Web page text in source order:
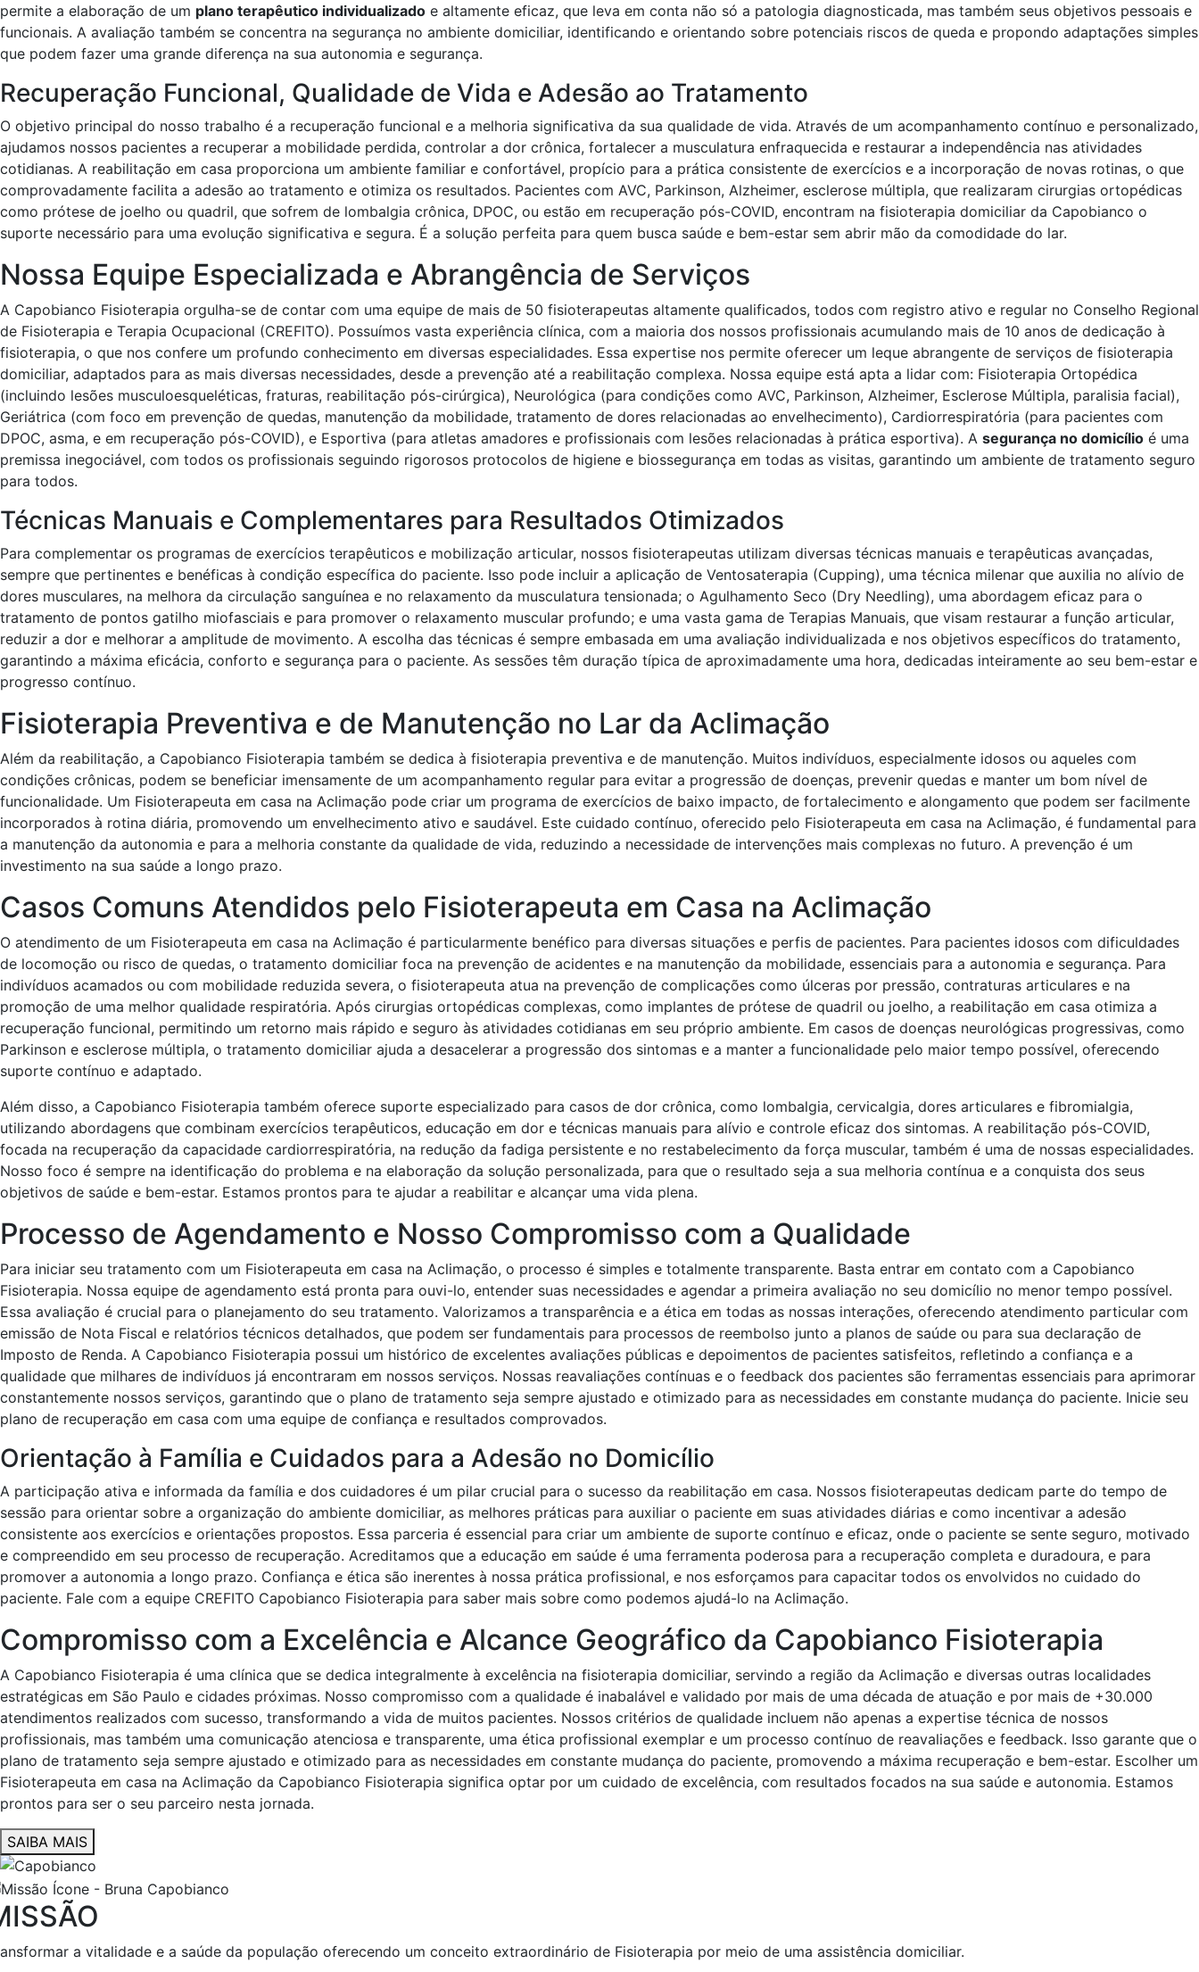
permite a elaboração de um plano terapêutico individualizado e altamente eficaz, que leva em conta não só a patologia diagnosticada, mas também seus objetivos pessoais e
funcionais. A avaliação também se concentra na segurança no ambiente domiciliar, identificando e orientando sobre potenciais riscos de queda e propondo adaptações simples
que podem fazer uma grande diferença na sua autonomia e segurança.
Recuperação Funcional, Qualidade de Vida e Adesão ao Tratamento
O objetivo principal do nosso trabalho é a recuperação funcional e a melhoria significativa da sua qualidade de vida. Através de um acompanhamento contínuo e personalizado,
ajudamos nossos pacientes a recuperar a mobilidade perdida, controlar a dor crônica, fortalecer a musculatura enfraquecida e restaurar a independência nas atividades
cotidianas. A reabilitação em casa proporciona um ambiente familiar e confortável, propício para a prática consistente de exercícios e a incorporação de novas rotinas, o que
comprovadamente facilita a adesão ao tratamento e otimiza os resultados. Pacientes com AVC, Parkinson, Alzheimer, esclerose múltipla, que realizaram cirurgias ortopédicas
como prótese de joelho ou quadril, que sofrem de lombalgia crônica, DPOC, ou estão em recuperação pós-COVID, encontram na fisioterapia domiciliar da Capobianco o
suporte necessário para uma evolução significativa e segura. É a solução perfeita para quem busca saúde e bem-estar sem abrir mão da comodidade do lar.
Nossa Equipe Especializada e Abrangência de Serviços
A Capobianco Fisioterapia orgulha-se de contar com uma equipe de mais de 50 fisioterapeutas altamente qualificados, todos com registro ativo e regular no Conselho Regional
de Fisioterapia e Terapia Ocupacional (CREFITO). Possuímos vasta experiência clínica, com a maioria dos nossos profissionais acumulando mais de 10 anos de dedicação à
fisioterapia, o que nos confere um profundo conhecimento em diversas especialidades. Essa expertise nos permite oferecer um leque abrangente de serviços de fisioterapia
domiciliar, adaptados para as mais diversas necessidades, desde a prevenção até a reabilitação complexa. Nossa equipe está apta a lidar com: Fisioterapia Ortopédica
(incluindo lesões musculoesqueléticas, fraturas, reabilitação pós-cirúrgica), Neurológica (para condições como AVC, Parkinson, Alzheimer, Esclerose Múltipla, paralisia facial),
Geriátrica (com foco em prevenção de quedas, manutenção da mobilidade, tratamento de dores relacionadas ao envelhecimento), Cardiorrespiratória (para pacientes com
DPOC, asma, e em recuperação pós-COVID), e Esportiva (para atletas amadores e profissionais com lesões relacionadas à prática esportiva). A segurança no domicílio é uma
premissa inegociável, com todos os profissionais seguindo rigorosos protocolos de higiene e biossegurança em todas as visitas, garantindo um ambiente de tratamento seguro
para todos.
Técnicas Manuais e Complementares para Resultados Otimizados
Para complementar os programas de exercícios terapêuticos e mobilização articular, nossos fisioterapeutas utilizam diversas técnicas manuais e terapêuticas avançadas,
sempre que pertinentes e benéficas à condição específica do paciente. Isso pode incluir a aplicação de Ventosaterapia (Cupping), uma técnica milenar que auxilia no alívio de
dores musculares, na melhora da circulação sanguínea e no relaxamento da musculatura tensionada; o Agulhamento Seco (Dry Needling), uma abordagem eficaz para o
tratamento de pontos gatilho miofasciais e para promover o relaxamento muscular profundo; e uma vasta gama de Terapias Manuais, que visam restaurar a função articular,
reduzir a dor e melhorar a amplitude de movimento. A escolha das técnicas é sempre embasada em uma avaliação individualizada e nos objetivos específicos do tratamento,
garantindo a máxima eficácia, conforto e segurança para o paciente. As sessões têm duração típica de aproximadamente uma hora, dedicadas inteiramente ao seu bem-estar e
progresso contínuo.
Fisioterapia Preventiva e de Manutenção no Lar da Aclimação
Além da reabilitação, a Capobianco Fisioterapia também se dedica à fisioterapia preventiva e de manutenção. Muitos indivíduos, especialmente idosos ou aqueles com
condições crônicas, podem se beneficiar imensamente de um acompanhamento regular para evitar a progressão de doenças, prevenir quedas e manter um bom nível de
funcionalidade. Um Fisioterapeuta em casa na Aclimação pode criar um programa de exercícios de baixo impacto, de fortalecimento e alongamento que podem ser facilmente
incorporados à rotina diária, promovendo um envelhecimento ativo e saudável. Este cuidado contínuo, oferecido pelo Fisioterapeuta em casa na Aclimação, é fundamental para
a manutenção da autonomia e para a melhoria constante da qualidade de vida, reduzindo a necessidade de intervenções mais complexas no futuro. A prevenção é um
investimento na sua saúde a longo prazo.
Casos Comuns Atendidos pelo Fisioterapeuta em Casa na Aclimação
O atendimento de um Fisioterapeuta em casa na Aclimação é particularmente benéfico para diversas situações e perfis de pacientes. Para pacientes idosos com dificuldades
de locomoção ou risco de quedas, o tratamento domiciliar foca na prevenção de acidentes e na manutenção da mobilidade, essenciais para a autonomia e segurança. Para
indivíduos acamados ou com mobilidade reduzida severa, o fisioterapeuta atua na prevenção de complicações como úlceras por pressão, contraturas articulares e na
promoção de uma melhor qualidade respiratória. Após cirurgias ortopédicas complexas, como implantes de prótese de quadril ou joelho, a reabilitação em casa otimiza a
recuperação funcional, permitindo um retorno mais rápido e seguro às atividades cotidianas em seu próprio ambiente. Em casos de doenças neurológicas progressivas, como
Parkinson e esclerose múltipla, o tratamento domiciliar ajuda a desacelerar a progressão dos sintomas e a manter a funcionalidade pelo maior tempo possível, oferecendo
suporte contínuo e adaptado.
Além disso, a Capobianco Fisioterapia também oferece suporte especializado para casos de dor crônica, como lombalgia, cervicalgia, dores articulares e fibromialgia,
utilizando abordagens que combinam exercícios terapêuticos, educação em dor e técnicas manuais para alívio e controle eficaz dos sintomas. A reabilitação pós-COVID,
focada na recuperação da capacidade cardiorrespiratória, na redução da fadiga persistente e no restabelecimento da força muscular, também é uma de nossas especialidades.
Nosso foco é sempre na identificação do problema e na elaboração da solução personalizada, para que o resultado seja a sua melhoria contínua e a conquista dos seus
objetivos de saúde e bem-estar. Estamos prontos para te ajudar a reabilitar e alcançar uma vida plena.
Processo de Agendamento e Nosso Compromisso com a Qualidade
Para iniciar seu tratamento com um Fisioterapeuta em casa na Aclimação, o processo é simples e totalmente transparente. Basta entrar em contato com a Capobianco
Fisioterapia. Nossa equipe de agendamento está pronta para ouvi-lo, entender suas necessidades e agendar a primeira avaliação no seu domicílio no menor tempo possível.
Essa avaliação é crucial para o planejamento do seu tratamento. Valorizamos a transparência e a ética em todas as nossas interações, oferecendo atendimento particular com
emissão de Nota Fiscal e relatórios técnicos detalhados, que podem ser fundamentais para processos de reembolso junto a planos de saúde ou para sua declaração de
Imposto de Renda. A Capobianco Fisioterapia possui um histórico de excelentes avaliações públicas e depoimentos de pacientes satisfeitos, refletindo a confiança e a
qualidade que milhares de indivíduos já encontraram em nossos serviços. Nossas reavaliações contínuas e o feedback dos pacientes são ferramentas essenciais para aprimorar
constantemente nossos serviços, garantindo que o plano de tratamento seja sempre ajustado e otimizado para as necessidades em constante mudança do paciente. Inicie seu
plano de recuperação em casa com uma equipe de confiança e resultados comprovados.
Orientação à Família e Cuidados para a Adesão no Domicílio
A participação ativa e informada da família e dos cuidadores é um pilar crucial para o sucesso da reabilitação em casa. Nossos fisioterapeutas dedicam parte do tempo de
sessão para orientar sobre a organização do ambiente domiciliar, as melhores práticas para auxiliar o paciente em suas atividades diárias e como incentivar a adesão
consistente aos exercícios e orientações propostos. Essa parceria é essencial para criar um ambiente de suporte contínuo e eficaz, onde o paciente se sente seguro, motivado
e compreendido em seu processo de recuperação. Acreditamos que a educação em saúde é uma ferramenta poderosa para a recuperação completa e duradoura, e para
promover a autonomia a longo prazo. Confiança e ética são inerentes à nossa prática profissional, e nos esforçamos para capacitar todos os envolvidos no cuidado do
paciente. Fale com a equipe CREFITO Capobianco Fisioterapia para saber mais sobre como podemos ajudá-lo na Aclimação.
Compromisso com a Excelência e Alcance Geográfico da Capobianco Fisioterapia
A Capobianco Fisioterapia é uma clínica que se dedica integralmente à excelência na fisioterapia domiciliar, servindo a região da Aclimação e diversas outras localidades
estratégicas em São Paulo e cidades próximas. Nosso compromisso com a qualidade é inabalável e validado por mais de uma década de atuação e por mais de +30.000
atendimentos realizados com sucesso, transformando a vida de muitos pacientes. Nossos critérios de qualidade incluem não apenas a expertise técnica de nossos
profissionais, mas também uma comunicação atenciosa e transparente, uma ética profissional exemplar e um processo contínuo de reavaliações e feedback. Isso garante que o
plano de tratamento seja sempre ajustado e otimizado para as necessidades em constante mudança do paciente, promovendo a máxima recuperação e bem-estar. Escolher um
Fisioterapeuta em casa na Aclimação da Capobianco Fisioterapia significa optar por um cuidado de excelência, com resultados focados na sua saúde e autonomia. Estamos
prontos para ser o seu parceiro nesta jornada.
SAIBA MAIS
a vitalidade e a saúde da população oferecendo um conceito extraordinário de Fisioterapia por meio de uma assistência domiciliar.